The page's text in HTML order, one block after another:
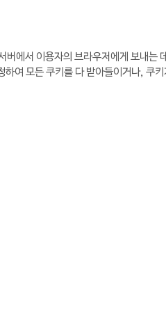
서 이용자의 브라우저에게 보내는
여 모든 쿠키를 다 받아들이거나, 쿠